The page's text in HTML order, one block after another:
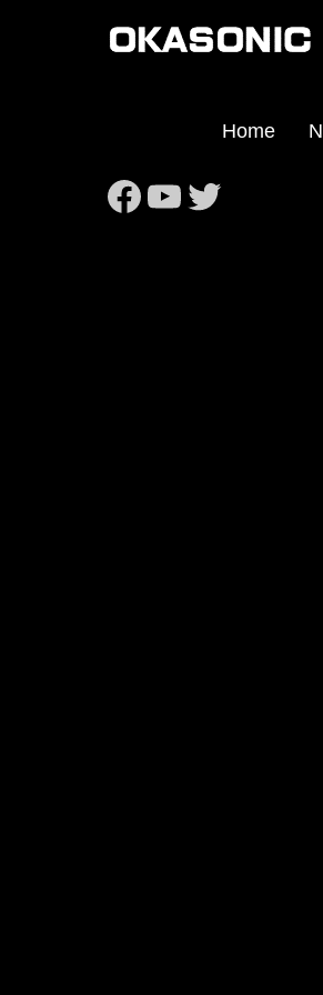
Home
https://
https://
Twitter